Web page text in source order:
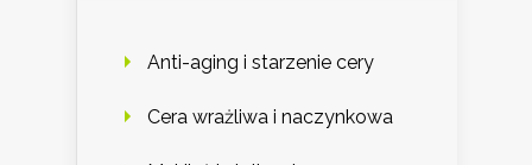
Anti-aging i starzenie cery
Cera wrażliwa i naczynkowa